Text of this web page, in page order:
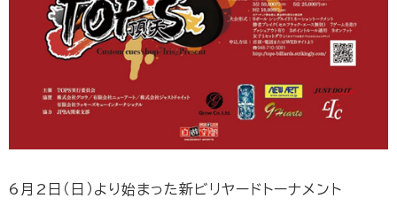
6月2日（日）より始まった新ビリヤードトーナメント